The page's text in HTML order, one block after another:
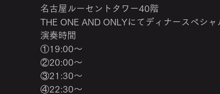
名古屋ルーセントタワー40階
THE ONE AND ONLYにてディナースペシャ
演奏時間
①19:00～
②20:00～
③21:30～
④22:30～